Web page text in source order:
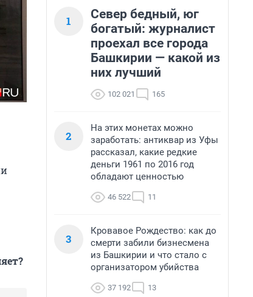
1
Север бедный, юг
богатый: журналист
проехал все города
Башкирии — какой из
них лучший
102 021 165
2
На этих монетах можно
заработать: антиквар из Уфы
рассказал, какие редкие
деньги 1961 по 2016 год
обладают ценностью
46 522 11
3
Кровавое Рождество: как до
смерти забили бизнесмена
из Башкирии и что стало с
организатором убийства
37 192 13